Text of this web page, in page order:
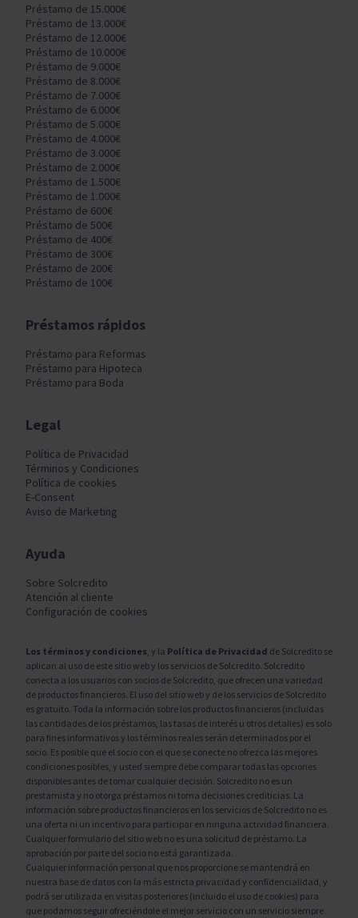
Préstamo de 15.000€
Préstamo de 13.000€
Préstamo de 12.000€
Préstamo de 10.000€
Préstamo de 9.000€
Préstamo de 8.000€
Préstamo de 7.000€
Préstamo de 6.000€
Préstamo de 5.000€
Préstamo de 4.000€
Préstamo de 3.000€
Préstamo de 2.000€
Préstamo de 1.500€
Préstamo de 1.000€
Préstamo de 600€
Préstamo de 500€
Préstamo de 400€
Préstamo de 300€
Préstamo de 200€
Préstamo de 100€
Préstamos rápidos
Préstamo para Reformas
Préstamo para Hipoteca
Préstamo para Boda
Legal
Política de Privacidad
Términos y Condiciones
Política de cookies
E-Consent
Aviso de Marketing
Ayuda
Sobre Solcredito
Atención al cliente
Configuración de cookies
Los términos y condiciones , y la Política de Privacidad de Solcredito se
aplican al uso de este sitio web y los servicios de Solcredito. Solcredito
conecta a los usuarios con socios de Solcredito, que ofrecen una variedad
de productos financieros. El uso del sitio web y de los servicios de Solcredito
es gratuito. Toda la información sobre los productos financieros (incluidas
las cantidades de los préstamos, las tasas de interés u otros detalles) es solo
para fines informativos y los términos reales serán determinados por el
socio. Es posible que el socio con el que se conecte no ofrezca las mejores
condiciones posibles, y usted siempre debe comparar todas las opciones
disponibles antes de tomar cualquier decisión. Solcredito no es un
prestamista y no otorga préstamos ni toma decisiones crediticias. La
información sobre productos financieros en los servicios de Solcredito no es
una oferta ni un incentivo para participar en ninguna actividad financiera.
Cualquier formulario del sitio web no es una solicitud de préstamo. La
aprobación por parte del socio no está garantizada.
Cualquier información personal que nos proporcione se mantendrá en
nuestra base de datos con la más estricta privacidad y confidencialidad, y
podrá ser utilizada en visitas posteriores (incluido el uso de cookies) para
que podamos seguir ofreciéndole el mejor servicio con un servicio siempre